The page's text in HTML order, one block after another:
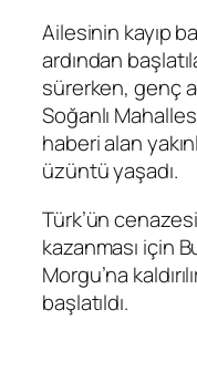
Ailesinin kayıp
ardından
sürerken, genç
Soğanlı
haberi alan
üzüntü yaşadı.
Türk’ün
kazanması için
Morgu’na
başlatıldı.